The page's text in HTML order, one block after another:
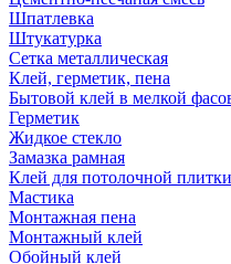
Шпатлевка
Штукатурка
Сетка металлическая
Клей, герметик, пена
Бытовой клей в мелкой
Герметик
Жидкое стекло
Замазка рамная
Клей для потолочной плитки
Мастика
Монтажная пена
Монтажный клей
Обойный клей